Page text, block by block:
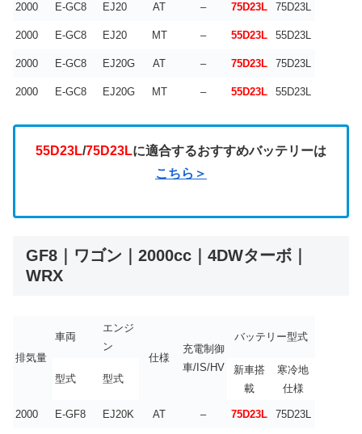
2000 E-GC8 EJ20 AT – 75D23L 75D23L
2000 E-GC8 EJ20 MT – 55D23L 55D23L
2000 E-GC8 EJ20G AT – 75D23L 75D23L
2000 E-GC8 EJ20G MT – 55D23L 55D23L
55D23L/75D23Lに適合するおすすめバッテリーは
こちら＞
GF8｜ワゴン｜2000cc｜4DWターボ｜
WRX
排気量
車両
エンジ
ン
仕様
充電制御
車/IS/HV
バッテリー型式
型式 型式
新車搭
載
寒冷地
仕様
2000 E-GF8 EJ20K AT – 75D23L 75D23L